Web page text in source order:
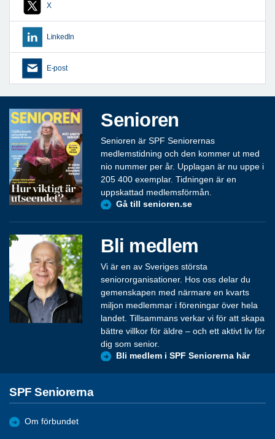
X
LinkedIn
E-post
Senioren
Senioren är SPF Seniorernas
medlemstidning och den kommer ut med
nio nummer per år. Upplagan är nu uppe i
205 400 exemplar. Tidningen är en
uppskattad medlemsförmån.
Gå till senioren.se
Bli medlem
Vi är en av Sveriges största
seniororganisationer. Hos oss delar du
gemenskapen med närmare en kvarts
miljon medlemmar i föreningar över hela
landet. Tillsammans verkar vi för att skapa
bättre villkor för äldre – och ett aktivt liv för
dig som senior.
Bli medlem i SPF Seniorerna här
SPF Seniorerna
Om förbundet